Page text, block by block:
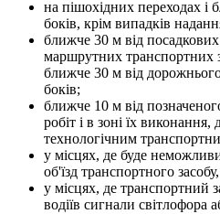
на пішохідних переходах і
боків, крім випадків
ближче 30 м від
маршрутних транспортних
ближче 30 м від
боків;
ближче 10 м від
робіт і в зоні їх
технологічним
у місцях, де буде
об'їзд транспортного
у місцях, де транспортний
водіїв сигнали світлофора